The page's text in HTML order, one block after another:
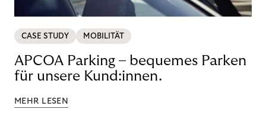
CASE STUDY MOBILITÄT
APCOA Parking – bequemes Parken
für unsere Kund:innen.
MEHR LESEN